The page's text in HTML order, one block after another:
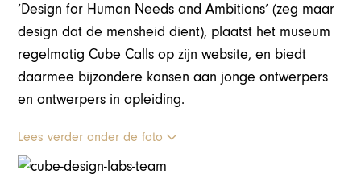
‘Design for Human Needs and Ambitions’ (zeg maar
design dat de mensheid dient), plaatst het museum
regelmatig Cube Calls op zijn website, en biedt
daarmee bijzondere kansen aan jonge ontwerpers
en ontwerpers in opleiding.
Lees verder onder de foto